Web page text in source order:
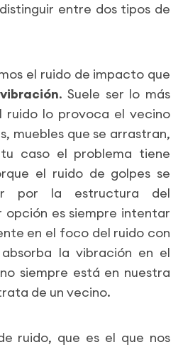
entre dos tipos de
el ruido de impacto que
. Suele ser lo más
ruido lo provoca el vecino
muebles que se arrastran,
caso el problema tiene
el ruido de golpes se
por la estructura del
opción es siempre intentar
en el foco del ruido con
la vibración en el
siempre está en nuestra
de un vecino.
ruido, que es el que nos